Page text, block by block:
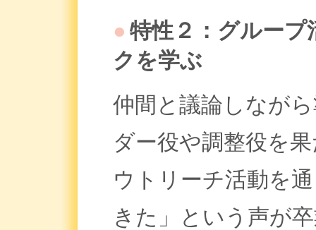
● 特性２：グループ
クを学ぶ
仲間と議論しなが
ダー役や調整役を
ウトリーチ活動を
きた」という声が